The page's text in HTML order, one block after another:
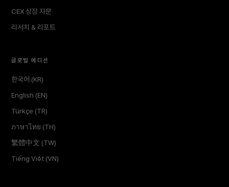
CEX 상장 자문
리서치 & 리포트
글로벌 에디션
한국어 (KR)
English (EN)
Türkçe (TR)
ภาษาไทย (TH)
繁體中文 (TW)
Tiếng Việt (VN)